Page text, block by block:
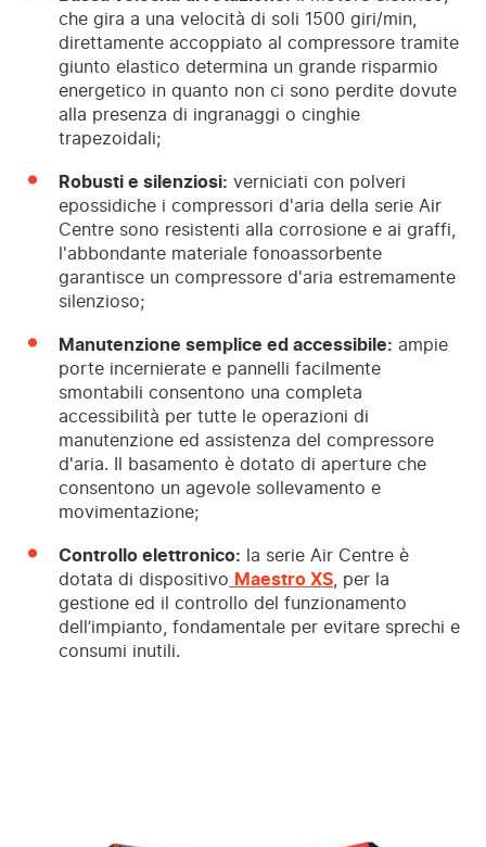
che gira a una velocità di soli 1500 giri/min,
direttamente accoppiato al compressore tramite
giunto elastico determina un grande risparmio
energetico in quanto non ci sono perdite dovute
alla presenza di ingranaggi o cinghie
trapezoidali;
Robusti e silenziosi: verniciati con polveri
epossidiche i compressori d'aria della serie Air
Centre sono resistenti alla corrosione e ai graffi,
l'abbondante materiale fonoassorbente
garantisce un compressore d'aria estremamente
silenzioso;
Manutenzione semplice ed accessibile: ampie
porte incernierate e pannelli facilmente
smontabili consentono una completa
accessibilità per tutte le operazioni di
manutenzione ed assistenza del compressore
d'aria. Il basamento è dotato di aperture che
consentono un agevole sollevamento e
movimentazione;
Controllo elettronico: la serie Air Centre è
dotata di dispositivo Maestro XS , per la
gestione ed il controllo del funzionamento
dell’impianto, fondamentale per evitare sprechi e
consumi inutili.